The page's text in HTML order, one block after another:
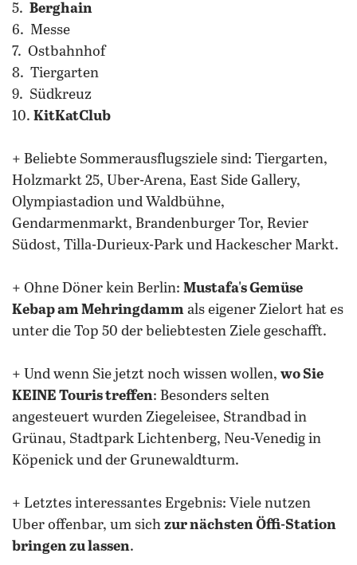
5. Berghain
6. Messe
7. Ostbahnhof
8. Tiergarten
9. Südkreuz
10. KitKatClub
+ Beliebte Sommerausflugsziele sind: Tiergarten,
Holzmarkt 25, Uber-Arena, East Side Gallery,
Olympiastadion und Waldbühne,
Gendarmenmarkt, Brandenburger Tor, Revier
Südost, Tilla-Durieux-Park und Hackescher Markt.
+ Ohne Döner kein Berlin: Mustafa's Gemüse
Kebap am Mehringdamm als eigener Zielort hat es
unter die Top 50 der beliebtesten Ziele geschafft.
+ Und wenn Sie jetzt noch wissen wollen, wo Sie
KEINE Touris treffen: Besonders selten
angesteuert wurden Ziegeleisee, Strandbad in
Grünau, Stadtpark Lichtenberg, Neu-Venedig in
Köpenick und der Grunewaldturm.
+ Letztes interessantes Ergebnis: Viele nutzen
Uber offenbar, um sich zur nächsten Öffi-Station
bringen zu lassen.